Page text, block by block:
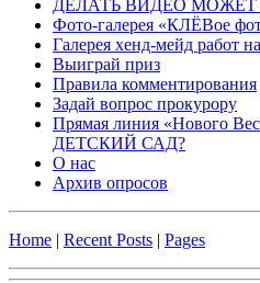
ДЕЛАТЬ ВИДЕО
Фото-галерея «КЛЁВое
Галерея хенд-мейд работ
Выиграй приз
Правила комментирования
Задай вопрос прокурору
Прямая линия «Нового
ДЕТСКИЙ САД?
О нас
Архив опросов
Home | Recent Posts | Pages